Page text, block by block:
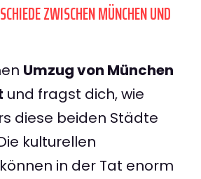
ZWISCHEN MÜNCHEN UND
Umzug von München
und fragst dich, wie
diese beiden Städte
kulturellen
in der Tat enorm